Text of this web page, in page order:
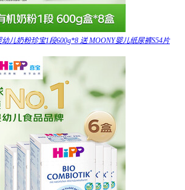
儿奶粉珍宝1段600g*8 送 MOONY婴儿纸尿裤S54片